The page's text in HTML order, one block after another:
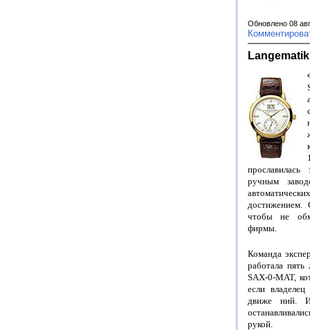
Обновлено 08
Langematik
ручным
достижением.
чтобы не
фирмы.
Команда
работала
SAX-0-MAT,
если
движе ний.
рукой.